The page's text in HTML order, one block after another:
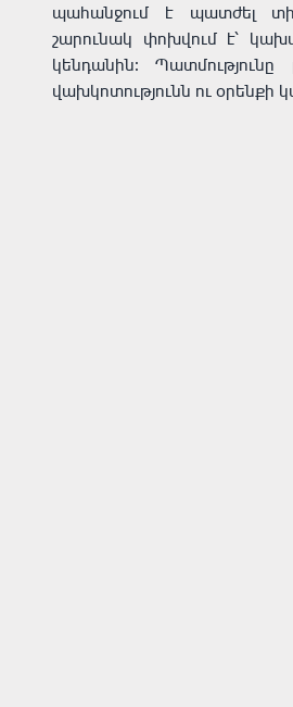
պահանջում է պատժել
շարունակ փոխվում է՝
կենդանին։
վախկոտությունն ու օրենքի